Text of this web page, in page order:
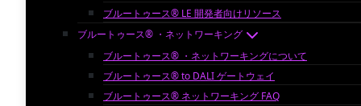
ブルートゥース® LE 開発者向けリソース
ブルートゥース® ・ネットワーキング
ブルートゥース® ・ネットワーキングについて
ブルートゥース® to DALI ゲートウェイ
ブルートゥース® ネットワーキング FAQ